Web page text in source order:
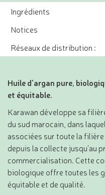
Ingrédients
Notices
Réseaux de distribution :
Huile d'argan pure,
et équitable.
Karawan développe sa
du sud marocain, dans
associées sur toute la
depuis la collecte jusqu'au
commercialisation. Cette
biologique offre toutes les
équitable et de qualité.